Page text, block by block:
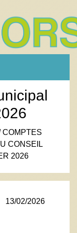
COMPTES
CONSEIL
2026
13/02/2026